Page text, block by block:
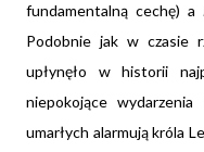
fundamentalną cechę) a
Podobnie jak w czasie
upłynęło w historii
niepokojące
umarłych alarmują króla